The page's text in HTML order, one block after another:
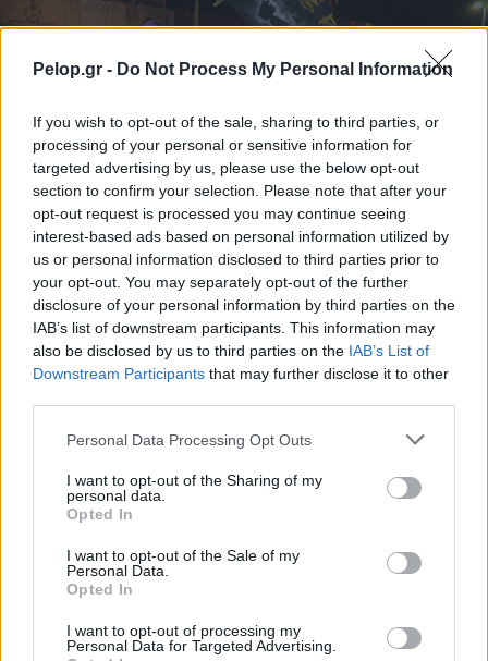
Pelop.gr - Do Not Process My Personal Information
If you wish to opt-out of the sale, sharing to third parties, or
processing of your personal or sensitive information for
targeted advertising by us, please use the below opt-out
section to confirm your selection. Please note that after your
opt-out request is processed you may continue seeing
interest-based ads based on personal information utilized by
us or personal information disclosed to third parties prior to
your opt-out. You may separately opt-out of the further
disclosure of your personal information by third parties on the
IAB’s list of downstream participants. This information may
also be disclosed by us to third parties on the IAB’s List of
Downstream Participants that may further disclose it to other
Please note that this website/app uses one or more Google
not limited to your visit or usage behaviour. You may click to
grant or deny consent to Google and its third-party tags to
use your data for below specified purposes in below Google
consent section.
Personal Data Processing Opt Outs
I want to opt-out of the Sharing of my
personal data.
Opted In
I want to opt-out of the Sale of my
Personal Data.
Opted In
I want to opt-out of processing my
Personal Data for Targeted Advertising.
Το «Πλήρωμα 94» στο Καρναβάλι του Κότορ, στο
Μαυροβούνιο ΦΩΤΟ